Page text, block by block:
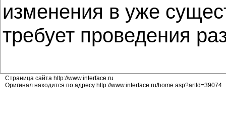
изменения в уже
требует проведения
Страница сайта http://www.interface.ru
Оригинал находится по адресу http://www.interface.ru/home.asp?artId=39074